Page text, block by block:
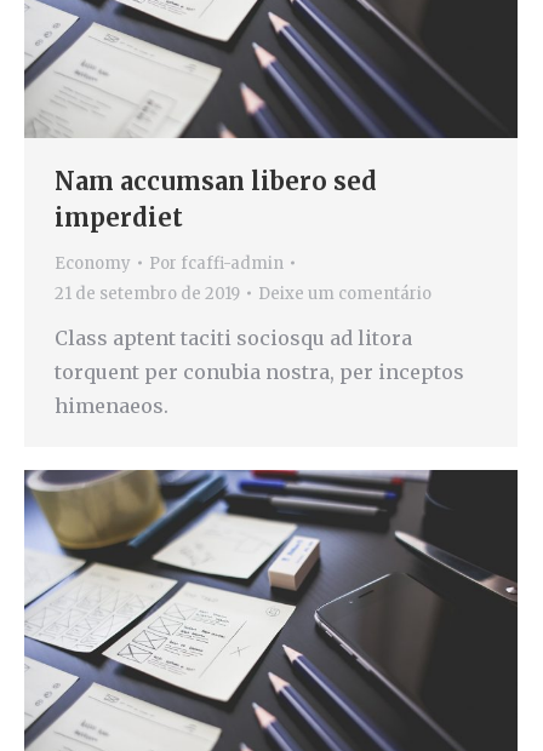
Nam accumsan libero sed
imperdiet
Economy Por fcaffi-admin
21 de setembro de 2019
Deixe um comentário
Class aptent taciti sociosqu ad litora
torquent per conubia nostra, per inceptos
himenaeos.